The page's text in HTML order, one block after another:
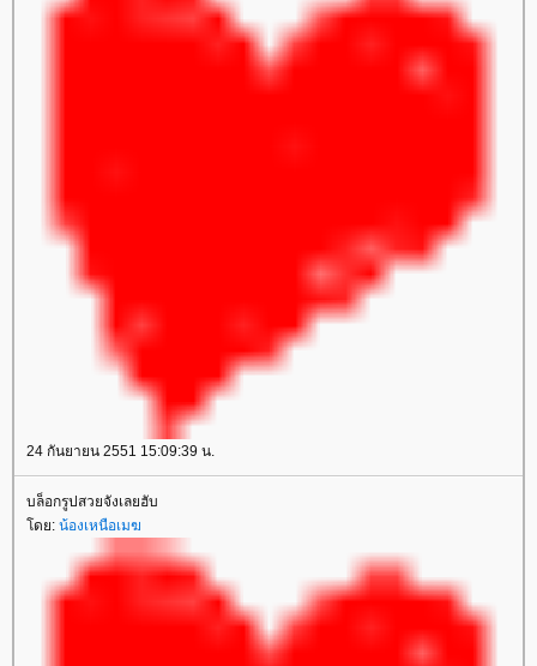
24 กันยายน 2551 15:09:39 น.
บล็อกรูปสวยจังเลยฮับ
ดย: น้องเหนือเมฆ